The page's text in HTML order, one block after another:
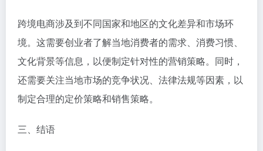
跨境电商涉及到不同国家和地区的文化差异和市场环
境。这需要创业者了解当地消费者的需求、消费习惯、
文化背景等信息，以便制定针对性的营销策略。同时，
还需要关注当地市场的竞争状况、法律法规等因素，以
制定合理的定价策略和销售策略。
三、结语